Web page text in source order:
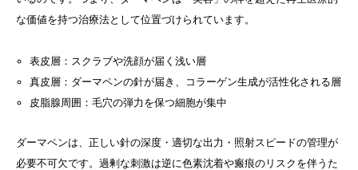
な価値を持つ治療法として位置づけられています。
表皮層：スクラブや洗顔が届く浅い層
真皮層：ダーマペンの針が届き、コラーゲン生成が活性化される層
皮脂腺周囲：毛穴の弾力を保つ細胞が集中
ダーマペンは、正しい針の深度・適切な出力・照射スピードの管理が
必要不可欠です。過剰な刺激は逆に色素沈着や瘢痕のリスクを伴うた